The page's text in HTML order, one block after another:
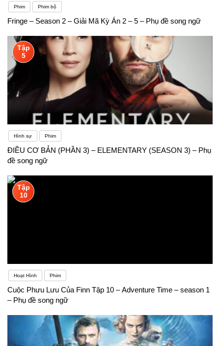
Phim Phim bộ
Fringe – Season 2 – Giải Mã Kỳ Án 2 – 5 – Phụ đề song ngữ
Tập
5
Hình sự Phim
ĐIỀU CƠ BẢN (PHẦN 3) – ELEMENTARY (SEASON 3) – Phụ
đề song ngữ
Tập
10
Hoạt Hình Phim
Cuộc Phưu Lưu Của Finn Tập 10 – Adventure Time – season 1
– Phụ đề song ngữ